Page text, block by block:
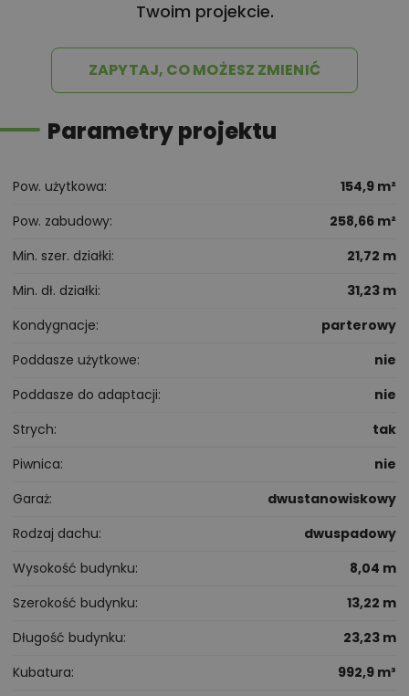
Twoim projekcie.
ZAPYTAJ, CO MOŻESZ ZMIENIĆ
Parametry projektu
Pow. użytkowa
154,9 m²
Pow. zabudowy
258,66 m²
Min. szer. działki
21,72 m
Min. dł. działki
31,23 m
Kondygnacje
parterowy
Poddasze użytkowe
nie
Poddasze do adaptacji
nie
Strych
tak
Piwnica
nie
Garaż
dwustanowiskowy
Rodzaj dachu
dwuspadowy
Wysokość budynku
8,04 m
Szerokość budynku
13,22 m
Długość budynku
23,23 m
Kubatura
992,9 m³